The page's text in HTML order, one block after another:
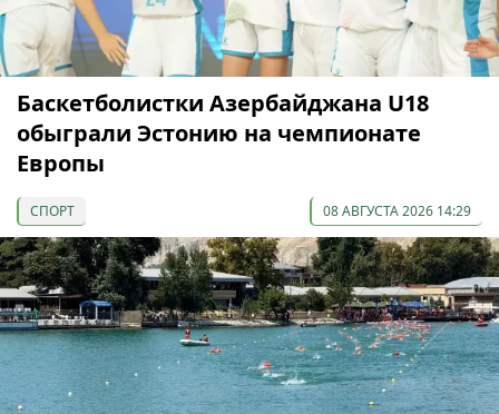
Баскетболистки Азербайджана U18
обыграли Эстонию на чемпионате
Европы
СПОРТ 08 АВГУСТА 2026 14:29